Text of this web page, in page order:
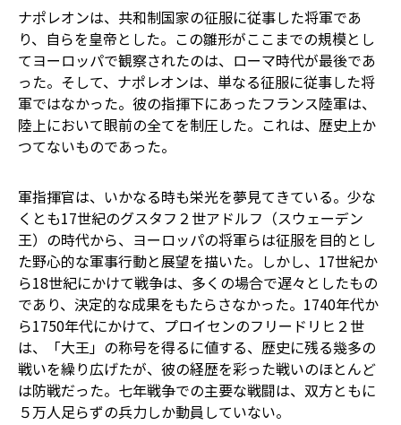
ナポレオンは、共和制国家の征服に従事した将軍であ
り、自らを皇帝とした。この雛形がここまでの規模とし
てヨーロッパで観察されたのは、ローマ時代が最後であ
った。そして、ナポレオンは、単なる征服に従事した将
軍ではなかった。彼の指揮下にあったフランス陸軍は、
陸上において眼前の全てを制圧した。これは、歴史上か
つてないものであった。
軍指揮官は、いかなる時も栄光を夢見てきている。少な
くとも17世紀のグスタフ２世アドルフ（スウェーデン
王）の時代から、ヨーロッパの将軍らは征服を目的とし
た野心的な軍事行動と展望を描いた。しかし、17世紀か
ら18世紀にかけて戦争は、多くの場合で遅々としたもの
であり、決定的な成果をもたらさなかった。1740年代か
ら1750年代にかけて、プロイセンのフリードリヒ２世
は、「大王」の称号を得るに値する、歴史に残る幾多の
戦いを繰り広げたが、彼の経歴を彩った戦いのほとんど
は防戦だった。七年戦争での主要な戦闘は、双方ともに
５万人足らずの兵力しか動員していない。